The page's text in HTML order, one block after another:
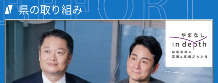
県の取り組み